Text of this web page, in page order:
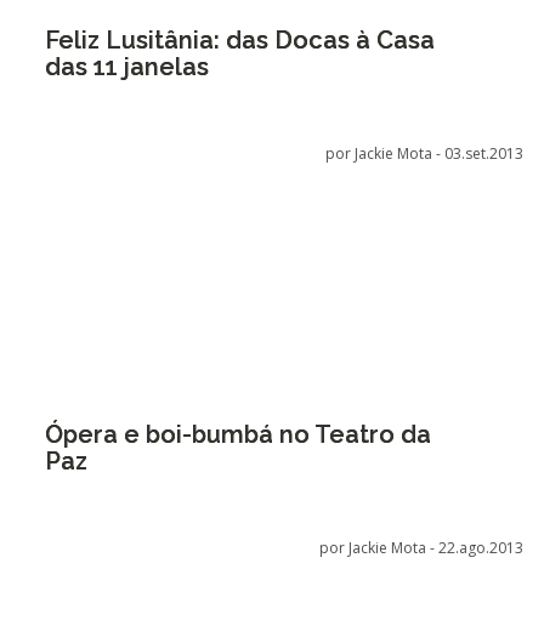
Feliz Lusitânia: das Docas à Casa
das 11 janelas
por Jackie Mota - 03.set.2013
Ópera e boi-bumbá no Teatro da
Paz
por Jackie Mota -22.ago.2013